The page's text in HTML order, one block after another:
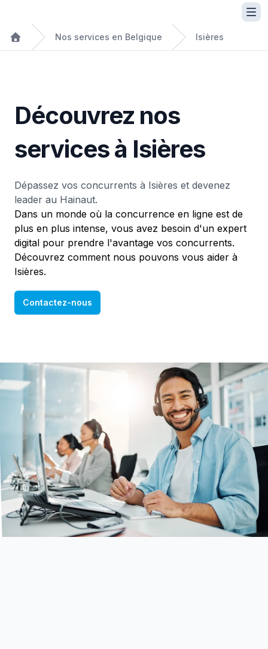
Nos services en Belgique Isières
Découvrez nos
services à Isières
Dépassez vos concurrents à Isières et devenez
leader au Hainaut.
Dans un monde où la concurrence en ligne est de
plus en plus intense, vous avez besoin d'un expert
digital pour prendre l'avantage vos concurrents.
Découvrez comment nous pouvons vous aider à
Isières.
Contactez-nous